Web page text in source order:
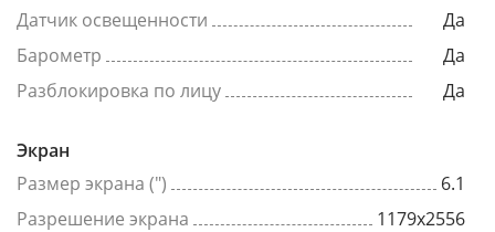
Датчик освещенности
Да
Барометр
Да
Разблокировка по лицу
Да
Экран
Размер экрана (")
6.1
Разрешение экрана
1179x2556